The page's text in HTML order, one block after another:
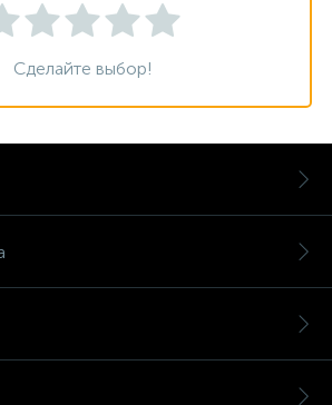
Сделайте выбор!